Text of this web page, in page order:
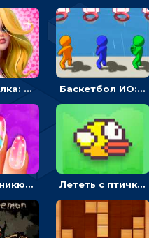
3D Одевалка: создавать образ и получать оценку стилистов Баскетбол ИО: бросать мячик в плывущие кольца наперегонки с соперниками
Салон маникюра для девочек: красить или рисовать на ногтях Лететь с птичкой и проскальзывать между трубами - гиперказуальная